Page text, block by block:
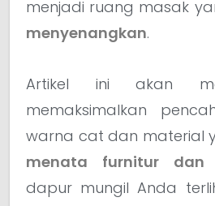
menjadi ruang masak
menyenangkan.
Artikel ini akan
memaksimalkan
warna cat dan material
menata furnitur dan
dapur mungil Anda